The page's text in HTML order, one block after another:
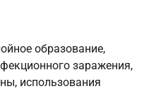
образование,
заражения,
использования